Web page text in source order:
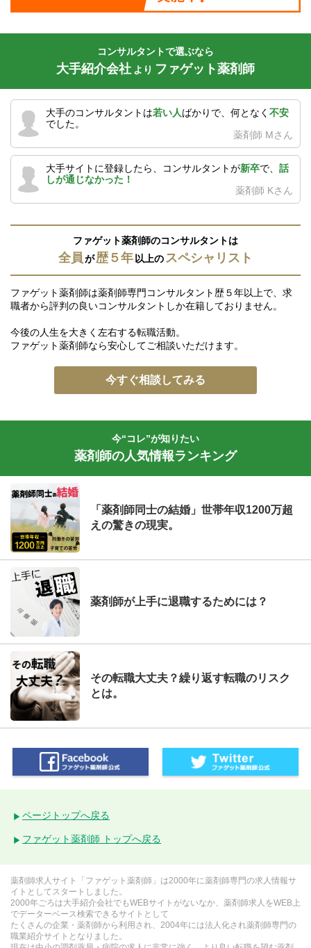
コンサルタントで選ぶなら
大手紹介会社 より ファゲット薬剤師
大手のコンサルタントは若い人ばかりで、何となく 不安
でした。
薬剤師 Mさん
大手サイトに登録したら、コンサルタントが新卒で、 話
しが通じなかった！
薬剤師 Kさん
ファゲット薬剤師のコンサルタントは
全員が歴５年以上のスペシャリスト
ファゲット薬剤師は薬剤師専門コンサルタント歴５年以上で、求
職者から評判の良いコンサルタントしか在籍しておりません。
今後の人生を大きく左右する転職活動。
ファゲット薬剤師なら安心してご相談いただけます。
今すぐ相談してみる
今“コレ”が知りたい
薬剤師の人気情報ランキング
「薬剤師同士の結婚」世帯年収1200万超
えの驚きの現実。
薬剤師が上手に退職するためには？
その転職大丈夫？繰り返す転職のリスク
とは。
ページトップへ戻る
ファゲット薬剤師 トップへ戻る
薬剤師求人サイト「ファゲット薬剤師」は2000年に薬剤師専門の求人情報サ
イトとしてスタートしました。
2000年ごろは大手紹介会社でもWEBサイトがないなか、薬剤師求人をWEB上
でデーターベース検索できるサイトとして
たくさんの企業・薬剤師から利用され、2004年には法人化され薬剤師専門の
職業紹介サイトとなりました。